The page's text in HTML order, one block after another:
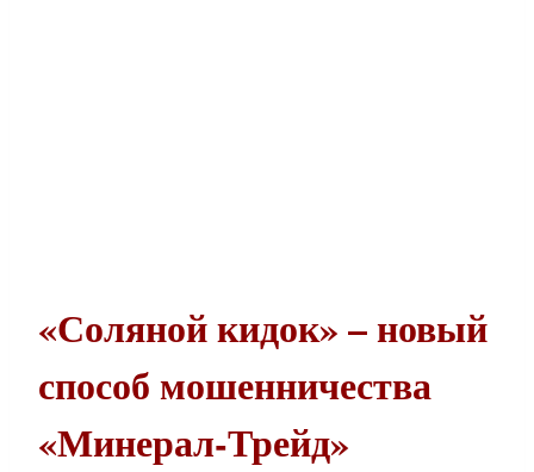
«Соляной кидок» – новый
способ мошенничества
«Минерал-Трейд»